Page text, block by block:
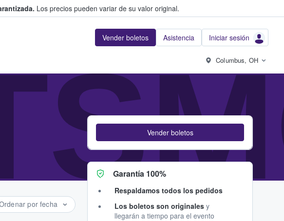
Los precios pueden variar de su valor original.
Vender boletos Asistencia Iniciar sesión
Columbus, OH
por fecha
Vender boletos
Garantía 100%
Respaldamos todos los pedidos
Los boletos son originales y
llegarán a tiempo para el evento